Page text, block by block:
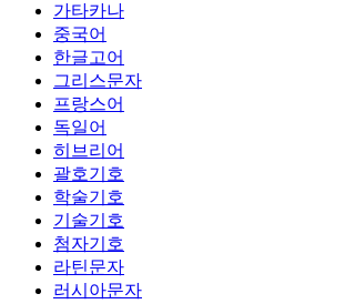
가타카나
중국어
한글고어
그리스문자
프랑스어
독일어
히브리어
괄호기호
학술기호
기술기호
첨자기호
라틴문자
러시아문자